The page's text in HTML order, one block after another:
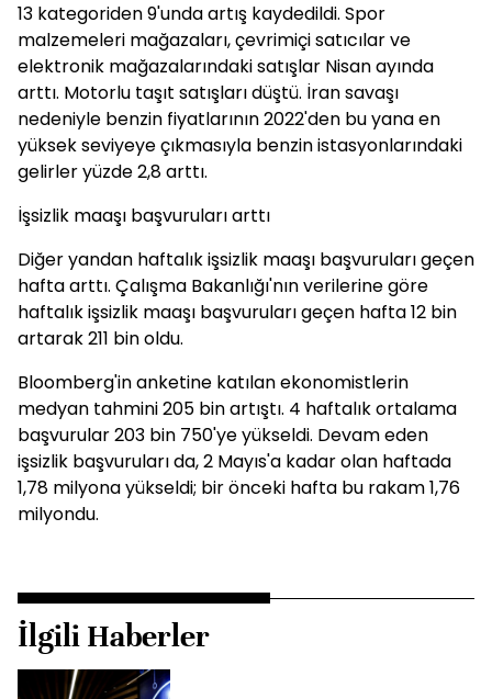
13 kategoriden 9'unda artış kaydedildi. Spor
malzemeleri mağazaları, çevrimiçi satıcılar ve
elektronik mağazalarındaki satışlar Nisan ayında
arttı. Motorlu taşıt satışları düştü. İran savaşı
nedeniyle benzin fiyatlarının 2022'den bu yana en
yüksek seviyeye çıkmasıyla benzin istasyonlarındaki
gelirler yüzde 2,8 arttı.
İşsizlik maaşı başvuruları arttı
Diğer yandan haftalık işsizlik maaşı başvuruları geçen
hafta arttı. Çalışma Bakanlığı'nın verilerine göre
haftalık işsizlik maaşı başvuruları geçen hafta 12 bin
artarak 211 bin oldu.
Bloomberg'in anketine katılan ekonomistlerin
medyan tahmini 205 bin artıştı. 4 haftalık ortalama
başvurular 203 bin 750'ye yükseldi. Devam eden
işsizlik başvuruları da, 2 Mayıs'a kadar olan haftada
1,78 milyona yükseldi; bir önceki hafta bu rakam 1,76
milyondu.
İlgili Haberler